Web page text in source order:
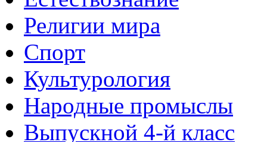
Религии мира
Спорт
Культурология
Народные промыслы
Выпускной 4-й класс